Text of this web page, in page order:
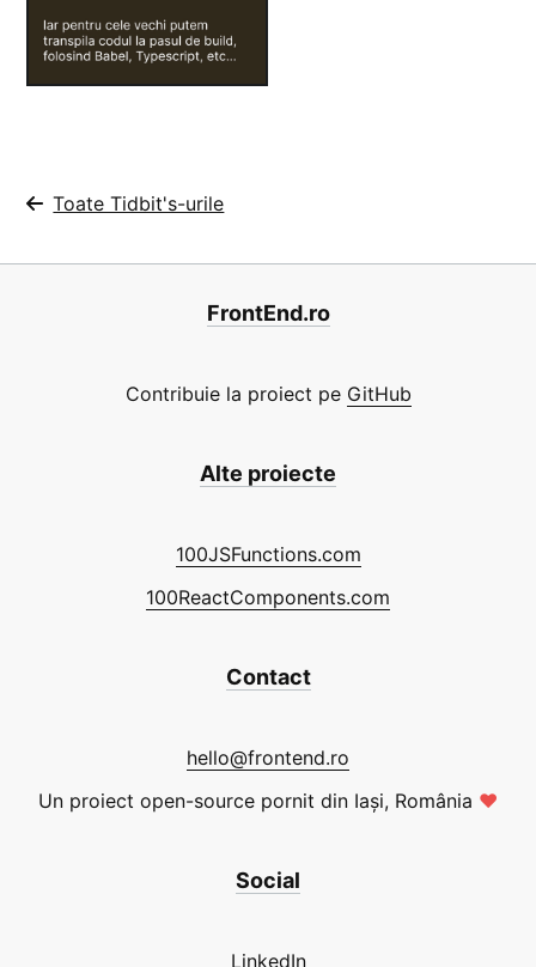
Toate Tidbit's-urile
FrontEnd.ro
Contribuie la proiect pe GitHub
Alte proiecte
100JSFunctions.com
100ReactComponents.com
Contact
hello@frontend.ro
Un proiect open-source pornit din Iași, România ❤
Social
LinkedIn